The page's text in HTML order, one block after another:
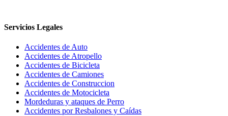
Servicios Legales
Accidentes de Auto
Accidentes de Atropello
Accidentes de Bicicleta
Accidentes de Camiones
Accidentes de Construccion
Accidentes de Motocicleta
Mordeduras y ataques de Perro
Accidentes por Resbalones y Caídas